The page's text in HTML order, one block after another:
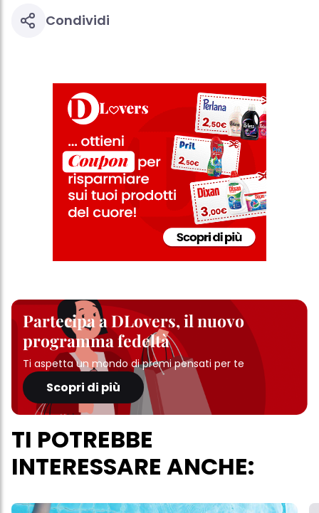
Condividi
Partecipa a DLovers, il nuovo
programma fedeltà
Ti aspetta un mondo di premi pensati per te
Scopri di più
TI POTREBBE
INTERESSARE ANCHE:
sezione "Impostazioni cookie" collegata nel piè di pagina. Per
ulteriori informazioni sui cookie utilizzati su questo sito Web, in
trattamento dei tuoi dati / sull'uso dei cookie e consentirli per uno o
più degli scopi sopra menzionati. Cliccando su "Accetta tutto",
acconsenti all'uso dei cookie e al trattamento dei tuoi dati
personali per tutte le finalità sopra indicate. Se fai clic su "Rifiuta",
verranno utilizzati solo i cookie tecnicamente necessari per fornirti
questo sito web.